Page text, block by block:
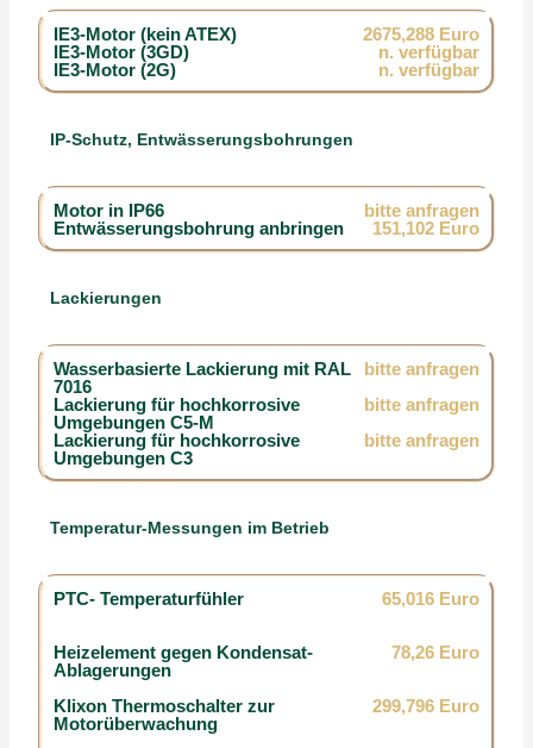
IE3-Motor (kein ATEX)
2675,288 Euro
IE3-Motor (3GD)
n. verfügbar
IE3-Motor (2G)
n. verfügbar
IP-Schutz, Entwässerungsbohrungen
Motor in IP66
bitte anfragen
Entwässerungsbohrung anbringen
151,102 Euro
Lackierungen
Wasserbasierte Lackierung mit RAL
7016
bitte anfragen
Lackierung für hochkorrosive
Umgebungen C5-M
bitte anfragen
Lackierung für hochkorrosive
Umgebungen C3
bitte anfragen
Temperatur-Messungen im Betrieb
PTC- Temperaturfühler 65,016 Euro
Heizelement gegen Kondensat-
Ablagerungen
78,26 Euro
Klixon Thermoschalter zur
Motorüberwachung
299,796 Euro